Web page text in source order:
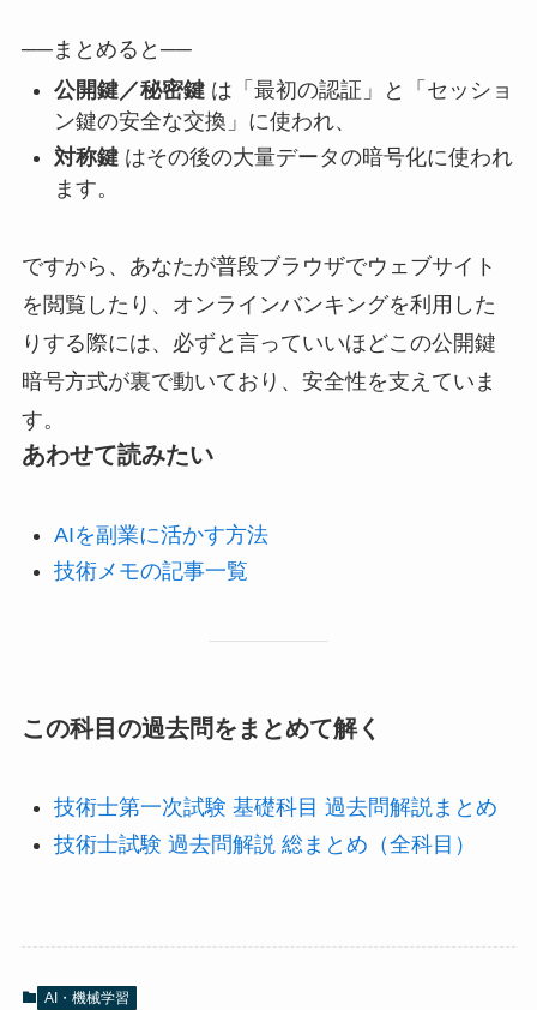
──まとめると──
公開鍵／秘密鍵は「最初の認証」と「セッショ
ン鍵の安全な交換」に使われ、
対称鍵はその後の大量データの暗号化に使われ
ます。
ですから、あなたが普段ブラウザでウェブサイト
を閲覧したり、オンラインバンキングを利用した
りする際には、必ずと言っていいほどこの公開鍵
暗号方式が裏で動いており、安全性を支えていま
す。
あわせて読みたい
AIを副業に活かす方法
技術メモの記事一覧
この科目の過去問をまとめて解く
技術士第一次試験 基礎科目 過去問解説まとめ
技術士試験 過去問解説 総まとめ（全科目）
AI・機械学習